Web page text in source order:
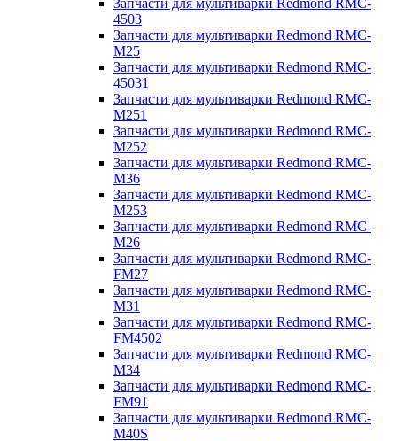
Запчасти для мультиварки Redmond RMC-
4503
Запчасти для мультиварки Redmond RMC-
M25
Запчасти для мультиварки Redmond RMC-
45031
Запчасти для мультиварки Redmond RMC-
M251
Запчасти для мультиварки Redmond RMC-
M252
Запчасти для мультиварки Redmond RMC-
M36
Запчасти для мультиварки Redmond RMC-
M253
Запчасти для мультиварки Redmond RMC-
M26
Запчасти для мультиварки Redmond RMC-
FM27
Запчасти для мультиварки Redmond RMC-
M31
Запчасти для мультиварки Redmond RMC-
FM4502
Запчасти для мультиварки Redmond RMC-
M34
Запчасти для мультиварки Redmond RMC-
FM91
Запчасти для мультиварки Redmond RMC-
M40S